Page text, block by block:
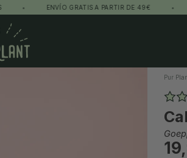
ENVÍO GRATIS A PARTIR DE 49€ • ★4.9
Pur